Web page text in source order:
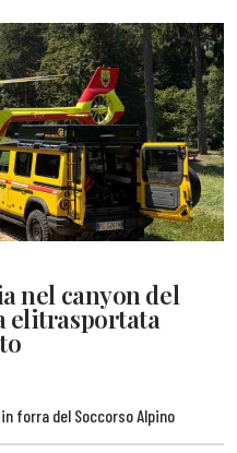
nel canyon del
elitrasportata
forra del Soccorso Alpino